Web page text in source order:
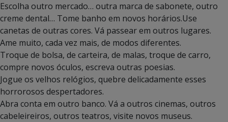
Escolha outro mercado… outra marca de sabonete, outro
creme dental… Tome banho em novos horários.Use
canetas de outras cores. Vá passear em outros lugares.
Ame muito, cada vez mais, de modos diferentes.
Troque de bolsa, de carteira, de malas, troque de carro,
compre novos óculos, escreva outras poesias.
Jogue os velhos relógios, quebre delicadamente esses
horrorosos despertadores.
Abra conta em outro banco. Vá a outros cinemas, outros
cabeleireiros, outros teatros, visite novos museus.